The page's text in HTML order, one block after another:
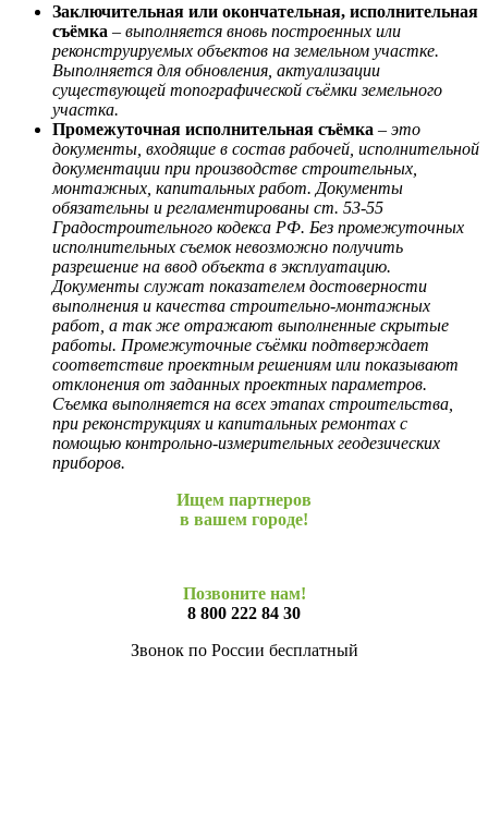
Заключительная или окончательная, исполнительная
съёмка – выполняется вновь построенных или
реконструируемых объектов на земельном участке.
Выполняется для обновления, актуализации
существующей топографической съёмки земельного
участка.
Промежуточная исполнительная съёмка – это
документы, входящие в состав рабочей, исполнительной
документации при производстве строительных,
монтажных, капитальных работ. Документы
обязательны и регламентированы ст. 53-55
Градостроительного кодекса РФ. Без промежуточных
исполнительных съемок невозможно получить
разрешение на ввод объекта в эксплуатацию.
Документы служат показателем достоверности
выполнения и качества строительно-монтажных
работ, а так же отражают выполненные скрытые
работы. Промежуточные съёмки подтверждает
соответствие проектным решениям или показывают
отклонения от заданных проектных параметров.
Съемка выполняется на всех этапах строительства,
при реконструкциях и капитальных ремонтах с
помощью контрольно-измерительных геодезических
приборов.
Ищем партнеров
в вашем городе!
Позвоните нам!
8 800 222 84 30
Звонок по России бесплатный